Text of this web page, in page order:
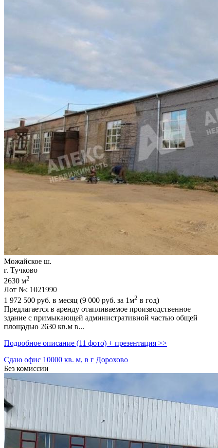
Можайское ш.
г. Тучково
2630 м2
Лот №: 1021990
1 972 500 руб. в месяц (9 000 руб. за 1м2 в год)
Предлагается в аренду отапливаемое производственное
здание с примыкающей административной частью общей
площадью 2630 кв.м в...
Подробное описание (11 фото) + презентация >>
Сдаю офис 10000 кв. м, в г Дорохово
Без комиссии